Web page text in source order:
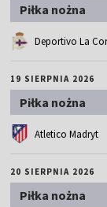
Piłka nożna
Deportivo La
19 SIERPNIA 2026
Piłka nożna
Atletico Madryt
20 SIERPNIA 2026
Piłka nożna